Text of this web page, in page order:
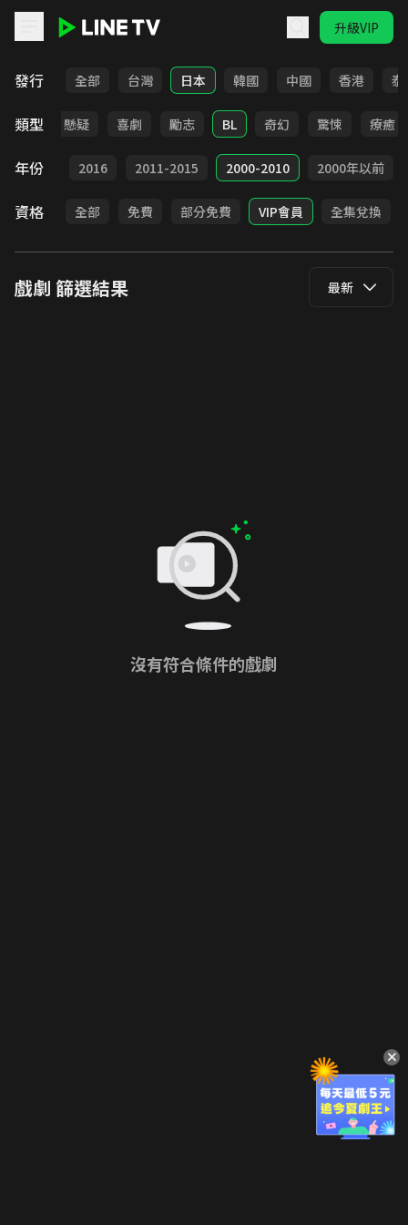
升級VIP
發行 全部 台灣 日本 韓國 中國 香港 泰
類型
甜寵 懸疑 喜劇 勵志 BL 奇幻 驚悚 療癒
年份
2017 2016 2011-2015 2000-2010 2000年以前
資格 全部 免費 部分免費 VIP會員 全集兌換
戲劇 篩選結果 最新
沒有符合條件的戲劇